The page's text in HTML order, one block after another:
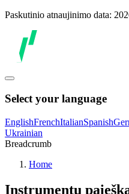
Paskutinio atnaujinimo data:
Select your language
EnglishFrenchItalianSpanish
Ukrainian
Breadcrumb
Home
Instrumentų